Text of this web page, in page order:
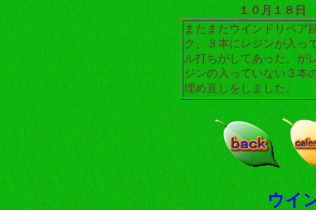
１０月１８
またまたウインドリペア
ク。３本にレジンが入っ
ル打ちがしてあった。が
ジンの入っていない３本
埋め直しをしました。
ウイ